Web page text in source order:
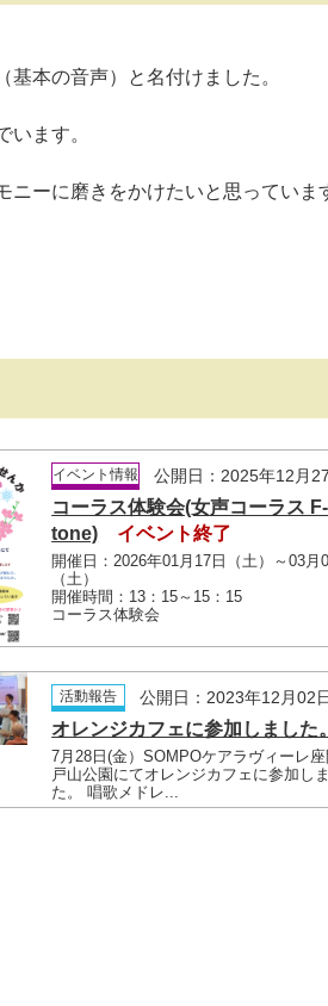
本の音声）と名付けました。
ます。
ニーに磨きをかけたいと思っていま
イベント情報 公開日：2025年12月
コーラス体験会(女声コーラス F-
tone)
イベント終了
開催日：2026年01月17日（土）～03月
（土）
開催時間：13：15～15：15
コーラス体験会
活動報告 公開日：2023年12月02
オレンジカフェに参加しました
7月28日(金）SOMPOケアラヴィーレ
戸山公園にてオレンジカフェに参加し
た。 唱歌メドレ...